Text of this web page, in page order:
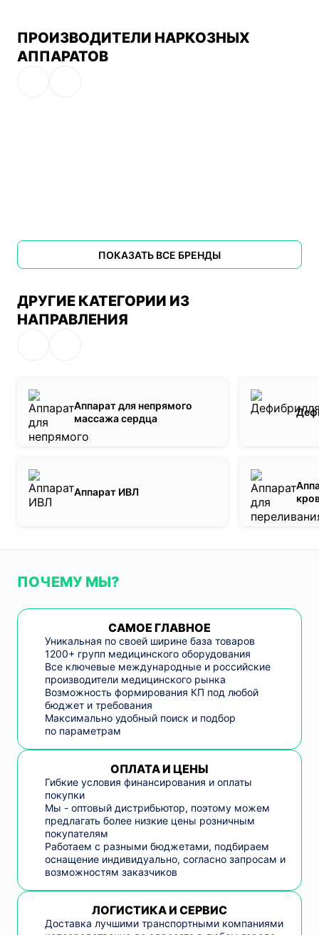
ПРОИЗВОДИТЕЛИ НАРКОЗНЫХ
АППАРАТОВ
ПОКАЗАТЬ ВСЕ БРЕНДЫ
ДРУГИЕ КАТЕГОРИИ ИЗ
НАПРАВЛЕНИЯ
Аппарат для непрямого
массажа сердца
Аппарат ИВЛ
ПОЧЕМУ МЫ?
САМОЕ ГЛАВНОЕ
Уникальная по своей ширине база товаров
1200+ групп медицинского оборудования
Все ключевые международные и российские
производители медицинского рынка
Возможность формирования КП под любой
бюджет и требования
Максимально удобный поиск и подбор
по параметрам
ОПЛАТА И ЦЕНЫ
Гибкие условия финансирования и оплаты
покупки
Мы - оптовый дистрибьютор, поэтому можем
предлагать более низкие цены розничным
покупателям
Работаем с разными бюджетами, подбираем
оснащение индивидуально, согласно запросам и
возможностям заказчиков
ЛОГИСТИКА И СЕРВИС
Доставка лучшими транспортными компаниями